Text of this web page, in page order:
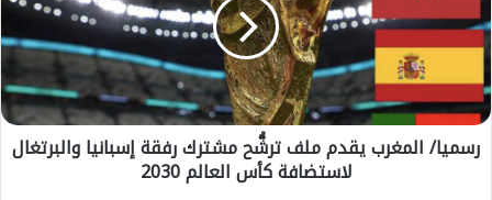
ا
/
ل
م
رسميا/ المغرب يقدم ملف ترشُّح مشترك رفقة إسبانيا والبرتغال
لاستضافة كأس العالم 2030